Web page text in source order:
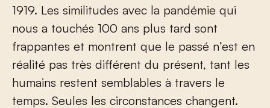
1919. Les similitudes avec la pandémie qui
nous a touchés 100 ans plus tard sont
frappantes et montrent que le passé n’est en
réalité pas très différent du présent, tant les
humains restent semblables à travers le
temps. Seules les circonstances changent.